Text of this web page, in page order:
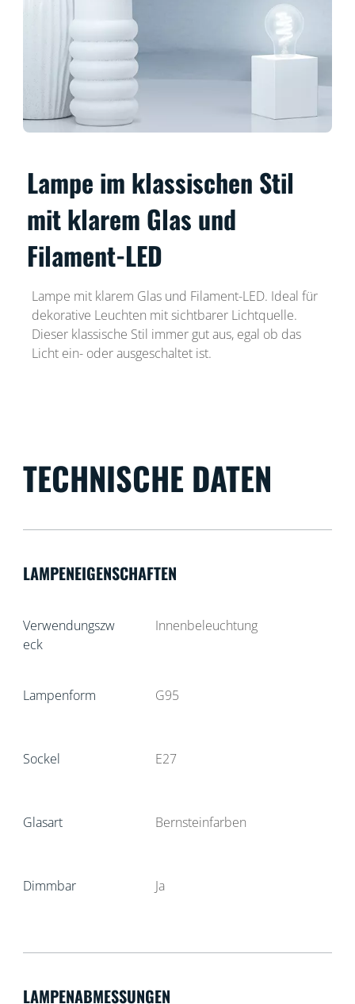
Lampe im klassischen Stil
mit klarem Glas und
Filament-LED
Lampe mit klarem Glas und Filament-LED. Ideal für
dekorative Leuchten mit sichtbarer Lichtquelle.
Dieser klassische Stil immer gut aus, egal ob das
Licht ein- oder ausgeschaltet ist.
TECHNISCHE DATEN
LAMPENEIGENSCHAFTEN
Verwendungszw
eck
Innenbeleuchtung
Lampenform G95
Sockel E27
Glasart Bernsteinfarben
Dimmbar Ja
LAMPENABMESSUNGEN